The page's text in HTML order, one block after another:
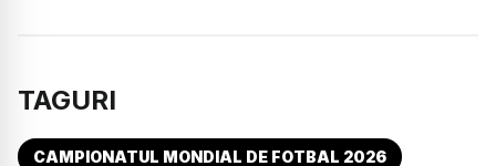
TAGURI
CAMPIONATUL MONDIAL DE FOTBAL 2026